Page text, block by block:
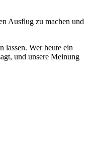
Ausflug zu machen und
lassen. Wer heute ein
und unsere Meinung